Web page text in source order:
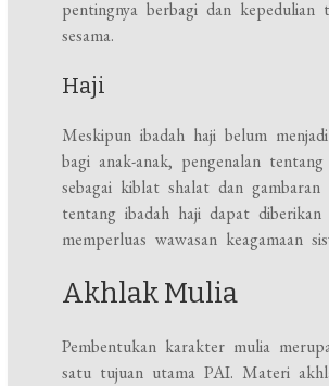
pentingnya berbagi dan kepedulian
sesama.
Haji
Meskipun ibadah haji belum
bagi anak-anak, pengenalan tentang
sebagai kiblat shalat dan gambaran
tentang ibadah haji dapat
memperluas wawasan keagamaan
Akhlak Mulia
Pembentukan karakter mulia
satu tujuan utama PAI. Materi